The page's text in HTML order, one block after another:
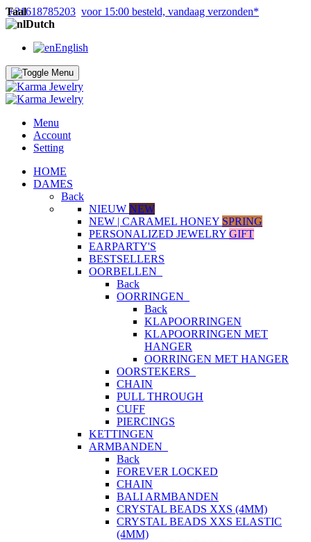
+31618785203 voor 15:00 besteld, vandaag verzonden*
Taal
Dutch
English
Menu
Account
Setting
HOME
DAMES
Back
NIEUW NEW
NEW | CARAMEL HONEY SPRING
PERSONALIZED JEWELRY GIFT
EARPARTY'S
BESTSELLERS
OORBELLEN
Back
OORRINGEN
Back
KLAPOORRINGEN
KLAPOORRINGEN MET
HANGER
OORRINGEN MET HANGER
OORSTEKERS
CHAIN
PULL THROUGH
CUFF
PIERCINGS
KETTINGEN
ARMBANDEN
Back
FOREVER LOCKED
CHAIN
BALI ARMBANDEN
CRYSTAL BEADS XXS (4MM)
CRYSTAL BEADS XXS ELASTIC
(4MM)